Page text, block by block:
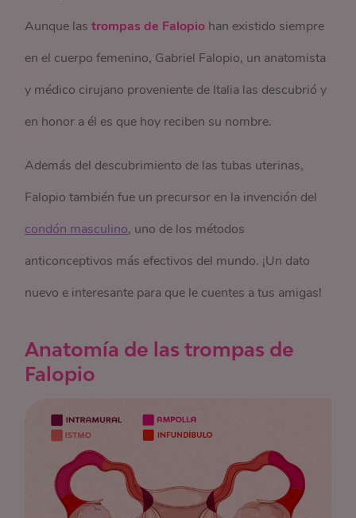
Aunque lastrompas de Falopio han existido siempre
en el cuerpo femenino, Gabriel Falopio, un anatomista
y médico cirujano proveniente de Italia las descubrió y
en honor a él es que hoy reciben su nombre.
Además del descubrimiento de las tubas uterinas,
Falopio también fue un precursor en la invención del
condón masculino, uno de los métodos
anticonceptivos más efectivos del mundo. ¡Un dato
nuevo e interesante para que le cuentes a tus amigas!
Anatomía de las trompas de
Falopio